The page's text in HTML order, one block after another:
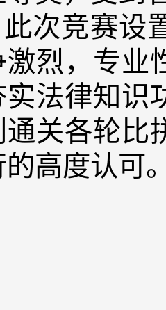
此次竞赛设
激烈，专业
实法律知识
通关各轮比
高度认可